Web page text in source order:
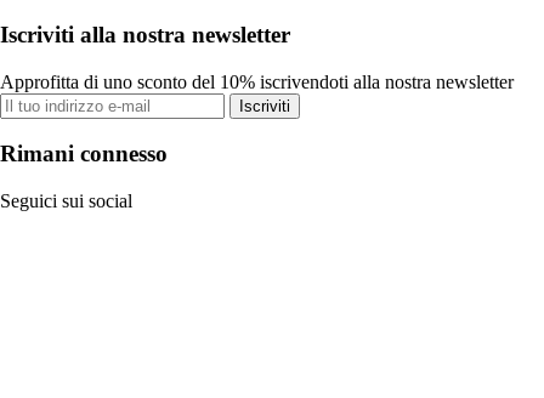
Iscriviti alla nostra newsletter
Approfitta di uno sconto del 10% iscrivendoti alla nostra newsletter
Iscriviti
Rimani connesso
Seguici sui social